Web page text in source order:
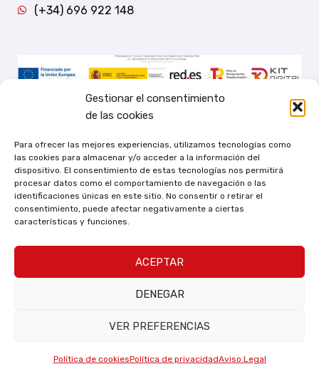
Gestionar el consentimiento
de las cookies
Para ofrecer las mejores experiencias, utilizamos tecnologías como
las cookies para almacenar y/o acceder a la información del
dispositivo. El consentimiento de estas tecnologías nos permitirá
procesar datos como el comportamiento de navegación o las
identificaciones únicas en este sitio. No consentir o retirar el
consentimiento, puede afectar negativamente a ciertas
características y funciones.
ACEPTAR
DENEGAR
VER PREFERENCIAS
Política de cookiesPolítica de privacidadAviso Legal
(+34) 696 922 148